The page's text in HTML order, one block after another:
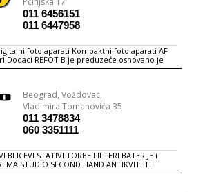
011 6456151
011 6447958
foto aparati Kompaktni foto aparati AF
Dodaci REFOT B je preduzeće osnovano je
u Beogradu Od samog početka bavi se
fotografskih publikacija Već dugi
Makedonije, Republike Srpske i Bosne i
Nikon-a REFOT B je ekskluzivni uvoznik i
kartica, LowePro foto i video torbi i
stativa i Profoto studijske rasvete U cilju
u okviru REFOT B radi NIKON SERVIS,
prostorima. NIKON SERVIS je u pogledu
i kvaliteta opravke na zavidnom nivou.
Beograd,Voždovac,
Vladimira Tomanovića 35
011 3478834
060 3351111
BLICEVI STATIVI TORBE FILTERI BATERIJE i
STUDIO SECOND HAND ANTIKVITETI